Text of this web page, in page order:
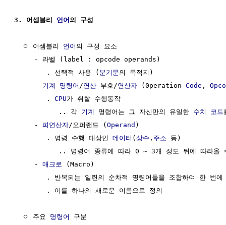
3. 어셈블리 언어의 구성
  ㅇ 어셈블리
언어 의 구성 요소
     - 라벨 (label : opcode operands)
        . 선택적 사용 (
분기문의 목적지)
     -
기계 명령어 /연산 부호/연산자 (0peration Code ,
        .
CPU가 취할 수행동작
           .. 각
기계 명령어는 그 자신만의 유일한 수치 코드
     -
피연산자/오퍼랜드 (Operand )
        . 명령 수행 대상인
데이터 (상수 , 주소 등)
.. 명령어 종류에 따라 0 ~ 3개 정도 뒤에 따라올
     -
매크로
(Macro)
. 반복되는 일련의 순차적 명령어들을 조합하여 한 번에
        . 이를 하나의 새로운 이름으로 정의
  ㅇ 주요
명령어
구분